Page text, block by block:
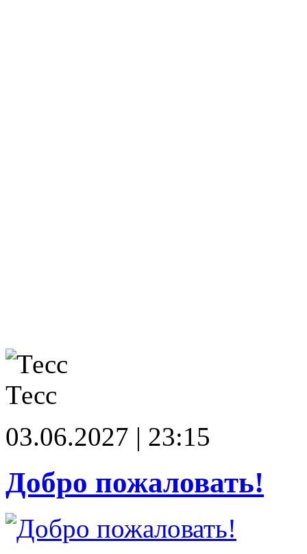
Тесс
03.06.2027 | 23:15
Добро пожаловать!